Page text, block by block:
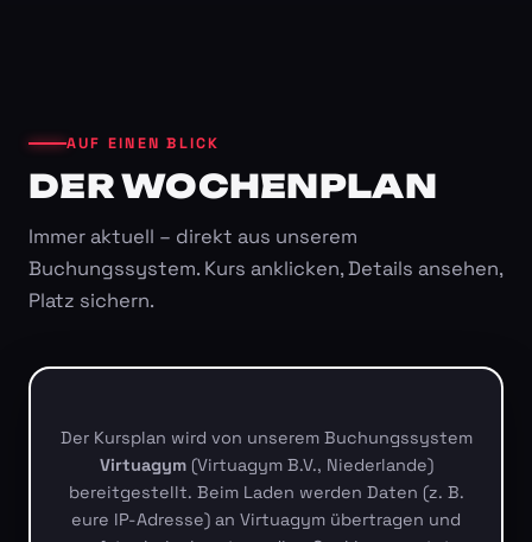
AUF EINEN BLICK
DER WOCHENPLAN
Immer aktuell – direkt aus unserem
Buchungssystem. Kurs anklicken, Details ansehen,
Platz sichern.
Der Kursplan wird von unserem Buchungssystem
Virtuagym(Virtuagym B.V., Niederlande)
bereitgestellt. Beim Laden werden Daten (z. B.
eure IP-Adresse) an Virtuagym übertragen und